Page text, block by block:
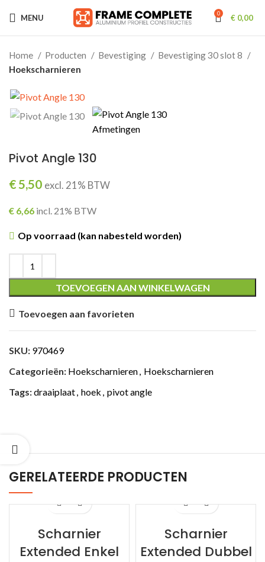
MENU 0 € 0,00
Home Producten Bevestiging
Bevestiging 30 slot 8
Hoekscharnieren
Pivot Angle 130
€5,50 excl. 21% BTW
€ 6,66 incl. 21% BTW
Op voorraad (kan nabesteld worden)
TOEVOEGEN AAN WINKELWAGEN
Toevoegen aan favorieten
SKU: 970469
Categorieën: Hoekscharnieren, Hoekscharnieren
Tags:draaiplaat, hoek , pivot angle
GERELATEERDE PRODUCTEN
Scharnier
Extended Enkel
Scharnier
Extended Dubbel